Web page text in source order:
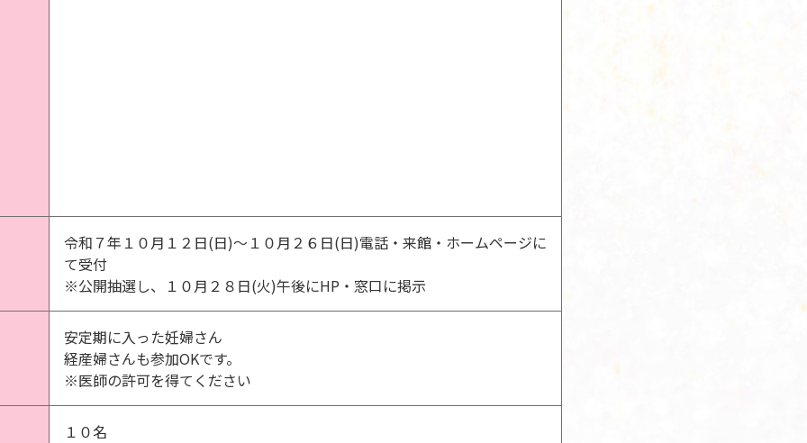
令和７年１０月１２日(日)～１０月２６日(日)電話・来館・ホームページに
て受付
※公開抽選し、１０月２８日(火)午後にHP・窓口に掲示
安定期に入った妊婦さん
経産婦さんも参加OKです。
※医師の許可を得てください
１０名